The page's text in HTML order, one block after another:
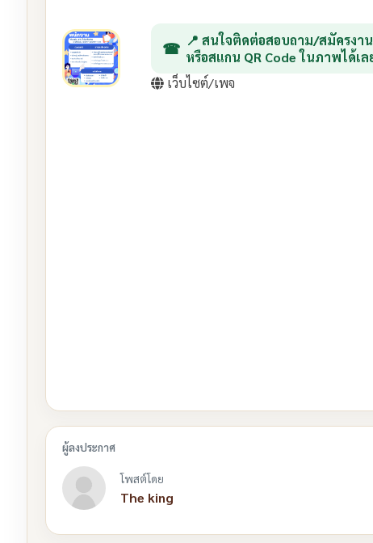
📍 สนใจติดต่อสอบถาม/สมัครงา
หรือสแกน QR Code ในภาพได้เ
เว็บไซต์/เพจ
โพสต์โดย
The king